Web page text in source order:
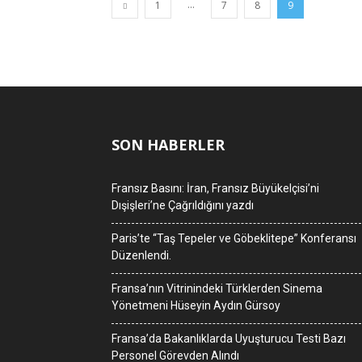
1 ... 7 8 9
SON HABERLER
Fransız Basını: İran, Fransız Büyükelçisi’ni
Dışişleri’ne Çağrıldığını yazdı
Paris’te “Taş Tepeler ve Göbeklitepe” Konferansı
Düzenlendi.
Fransa’nın Vitrinindeki Türklerden Sinema
Yönetmeni Hüseyin Aydın Gürsoy
Fransa’da Bakanlıklarda Uyuşturucu Testi Bazı
Personel Görevden Alındı